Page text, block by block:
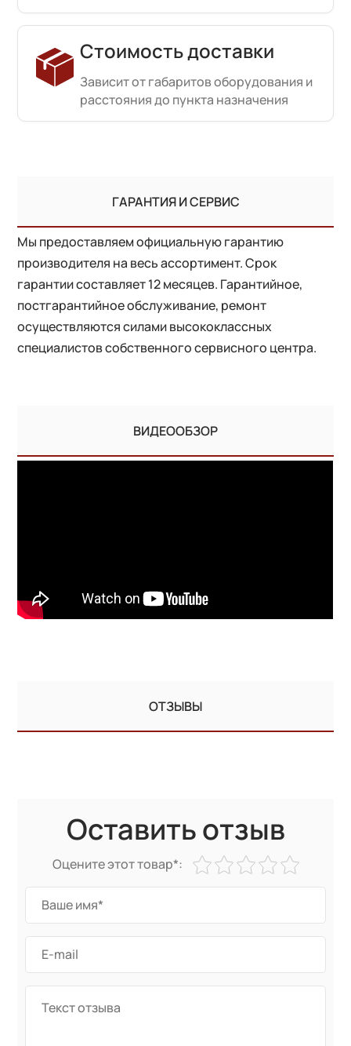
Стоимость доставки
Зависит от габаритов оборудования и
расстояния до пункта назначения
ГАРАНТИЯ И СЕРВИС
Мы предоставляем официальную гарантию
производителя на весь ассортимент. Срок
гарантии составляет 12 месяцев. Гарантийное,
постгарантийное обслуживание, ремонт
осуществляются силами высококлассных
специалистов собственного сервисного центра.
ВИДЕООБЗОР
ОТЗЫВЫ
Оставить отзыв
Оцените этот товар*: